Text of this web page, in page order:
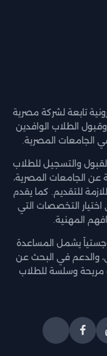
تابعة لشركة مصرية
الطلاب الوافدين
الجامعات المصرية.
والتسجيل للطلاب
عن الجامعات المصرية،
للتقديم. كما يقدم
التخصصات التي
المهنية.
يشمل المساعدة
والدعم في البحث عن
مريحة وسلسة للطلاب